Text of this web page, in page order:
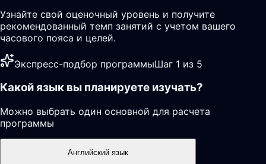
Узнайте свой оценочный уровень и получите
рекомендованный темп занятий с учетом вашего
часового пояса и целей.
Экспресс-подбор программыШаг 1 из 5
Какой язык вы планируете изучать?
Можно выбрать один основной для расчета
программы
Английский язык